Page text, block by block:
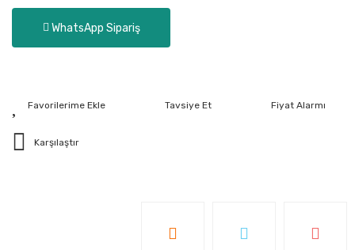
WhatsApp Sipariş
Tavsiye Et Fiyat Alarmı
Karşılaştır